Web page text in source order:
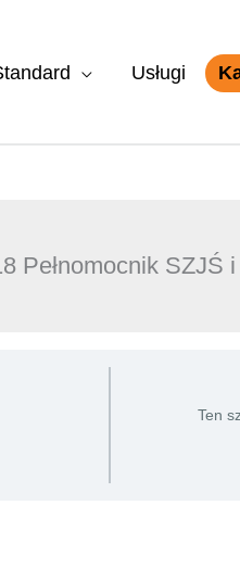
Usługi
Pełnomocnik SZJŚ
Ten